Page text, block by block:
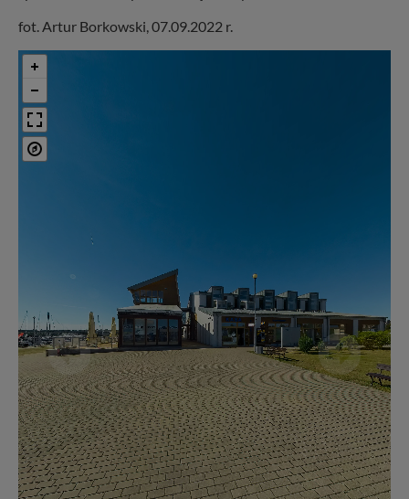
fot. Artur Borkowski, 07.09.2022 r.